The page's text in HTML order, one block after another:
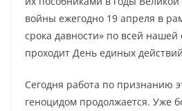
войны ежегодно 19 апреля в
срока давности» по всей
проходит День единых
Сегодня работа по признанию
геноцидом продолжается. Уже